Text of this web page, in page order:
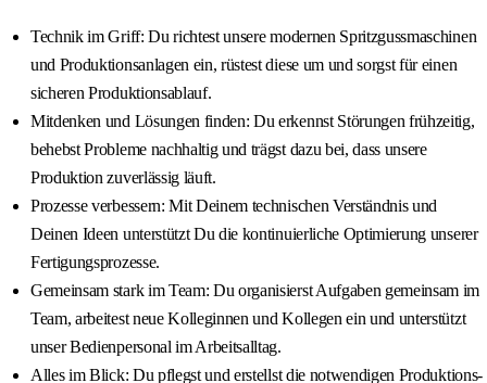
Technik im Griff: Du richtest unsere modernen Spritzgussmaschinen
und Produktionsanlagen ein, rüstest diese um und sorgst für einen
sicheren Produktionsablauf.
Mitdenken und Lösungen finden: Du erkennst Störungen frühzeitig,
behebst Probleme nachhaltig und trägst dazu bei, dass unsere
Produktion zuverlässig läuft.
Prozesse verbessern: Mit Deinem technischen Verständnis und
Deinen Ideen unterstützt Du die kontinuierliche Optimierung unserer
Fertigungsprozesse.
Gemeinsam stark im Team: Du organisierst Aufgaben gemeinsam im
Team, arbeitest neue Kolleginnen und Kollegen ein und unterstützt
unser Bedienpersonal im Arbeitsalltag.
Alles im Blick: Du pflegst und erstellst die notwendigen Produktions-